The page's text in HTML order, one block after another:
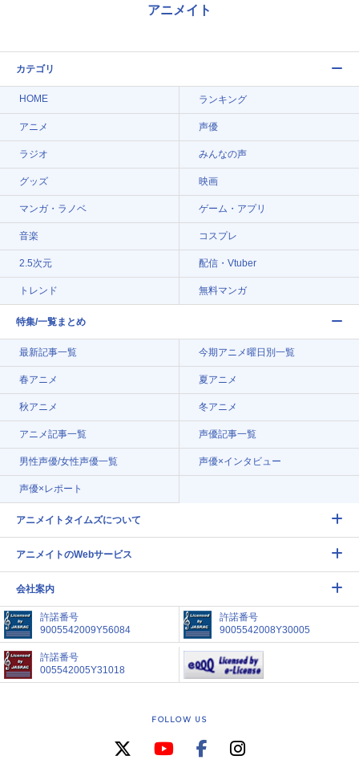
アニメイト
カテゴリ
HOME ランキング
アニメ 声優
ラジオ みんなの声
グッズ 映画
マンガ・ラノベ ゲーム・アプリ
音楽 コスプレ
2.5次元 配信・Vtuber
トレンド 無料マンガ
特集/一覧まとめ
最新記事一覧 今期アニメ曜日別一覧
春アニメ 夏アニメ
秋アニメ 冬アニメ
アニメ記事一覧 声優記事一覧
男性声優/女性声優一覧 声優×インタビュー
声優×レポート
アニメイトタイムズについて
アニメイトのWebサービス
会社案内
許諾番号
9005542009Y56084
許諾番号
9005542008Y30005
許諾番号
005542005Y31018
FOLLOW US